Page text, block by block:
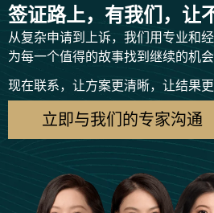
签证路上，有我们，让
从复杂申请到上诉，我们用专业和经
为每一个值得的故事找到继续的机会
现在联系，让方案更清晰，让结果更
立即与我们的专家沟通